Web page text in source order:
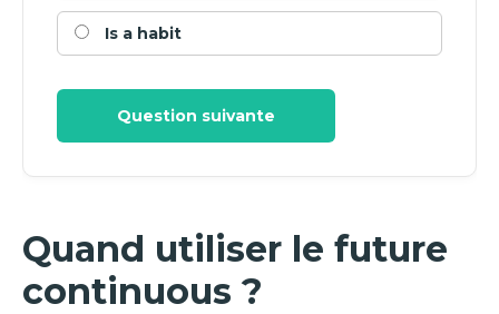
Is a habit
Question suivante
Quand utiliser le future
continuous ?